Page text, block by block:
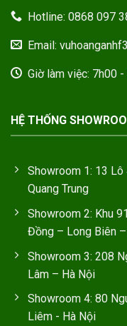
Hotline: 0868 097
Email:
Giờ làm việc: 7h00
HỆ THỐNG
Showroom 1: 13
Quang Trung
Showroom 2: Khu
Đồng – Long Biên
Showroom 3: 208
Lâm – Hà Nội
Showroom 4: 80
Liêm - Hà Nội